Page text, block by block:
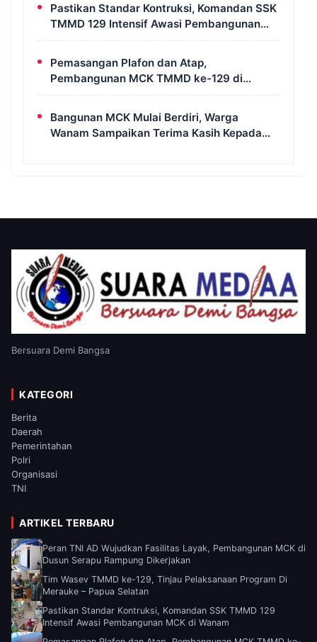
Pastikan Standar Kontruksi, Komandan SSK
TMMD 129 Intensif Awasi Pembangunan
MCK di Wanam
Pemasangan Plafon dan Atap,
Pembangunan MCK TMMD ke-129 di
Kampung Wanam Hampir Rampung
Bangunan MCK Mulai Berdiri, Warga
Wanam Sampaikan Terima Kasih Kepada
Bersuara Demi Bangsa
KATEGORI
Berita
Daerah
Pemerintahan
Polri
Organisasi
TNI
ARTIKEL TERBARU
Peran TNI AD Wujudkan Fasilitas Layak, Pembangunan MCK di
Dusun Serapu Rampung Dikerjakan
Tim Wasev TMMD ke-129, Tinjau Pelaksanaan Program Di
Merauke – Papua Selatan
Pastikan Standar Kontruksi, Komandan SSK TMMD 129
Intensif Awasi Pembangunan MCK di Wanam